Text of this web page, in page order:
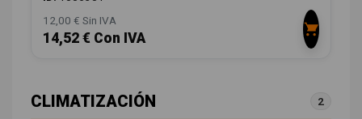
12,00 € Sin IVA
14,52 € Con IVA
CLIMATIZACIÓN 2